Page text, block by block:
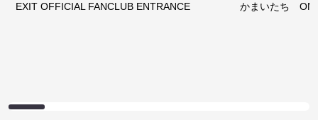
EXIT OFFICIAL FANCLUB ENTRANCE かまいたち